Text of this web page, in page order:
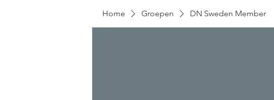
Home Groepen DN Sweden Member